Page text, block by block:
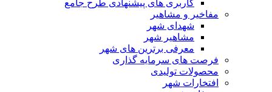
کاربری های پیشنهادی طرح جامع
مفاخیر و مشاهیر
شهدای شهر
مشاهیر شهر
معرفی برترین های شهر
فرصت های سرمایه گذاری
محصولات تولیدی
افتخارات شهر